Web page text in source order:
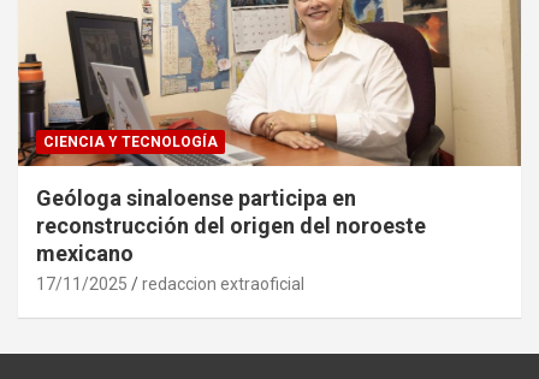
CIENCIA Y TECNOLOGÍA
Geóloga sinaloense participa en
reconstrucción del origen del noroeste
mexicano
17/11/2025 redaccion extraoficial